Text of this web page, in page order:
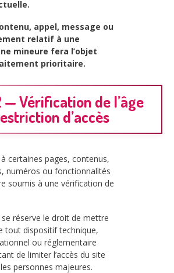
appel, message ou
relatif à une
mineure fera l’objet
prioritaire.
— Vérification de l’âge
d’accès
à certaines pages, contenus,
numéros ou fonctionnalités
soumis à une vérification de
se réserve le droit de mettre
tout dispositif technique,
ou réglementaire
de limiter l’accès du site
personnes majeures.